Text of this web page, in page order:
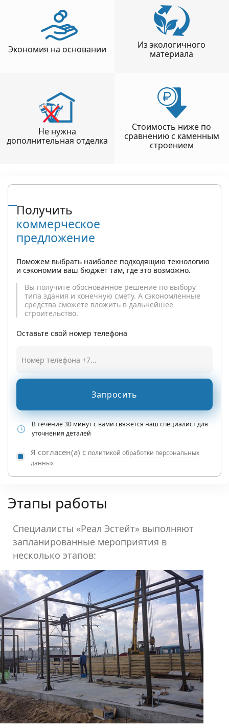
Не нужна
дополнительная отделка
Стоимость ниже по
сравнению с каменным
строением
Экономия на основании
Из экологичного
материала
Получить
коммерческое
предложение
Поможем выбрать наиболее подходящию технологию
и сэкономим ваш бюджет там, где это возможно.
Вы получите обоснованное решение по выбору
типа здания и конечную смету. А сэкономленные
средства сможете вложить в дальнейшее
строительство.
Оставьте свой номер телефона
Запросить
В течение 30 минут с вами свяжется наш специалист для
уточнения деталей
Я согласен(а) с политикой обработки персональных
данных
Этапы работы
Специалисты «Реал Эстейт» выполняют
запланированные мероприятия в
несколько этапов: